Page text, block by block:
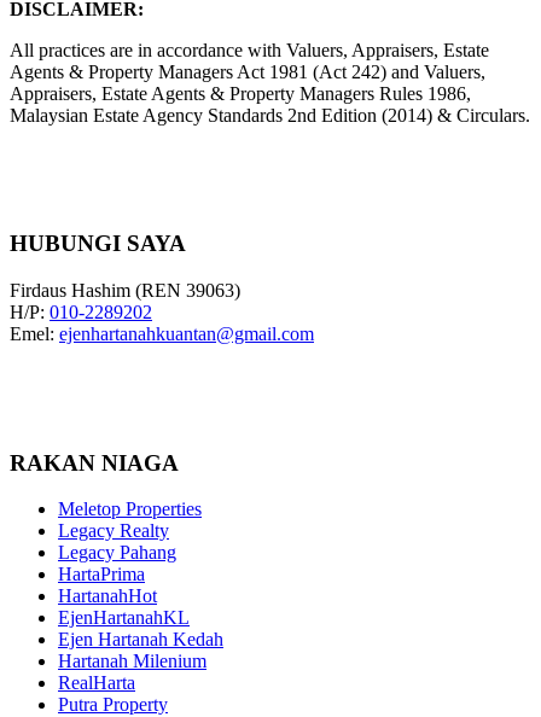
DISCLAIMER:
All practices are in accordance with Valuers, Appraisers, Estate
Agents & Property Managers Act 1981 (Act 242) and Valuers,
Appraisers, Estate Agents & Property Managers Rules 1986,
Malaysian Estate Agency Standards 2nd Edition (2014) & Circulars.
HUBUNGI SAYA
Firdaus Hashim (REN 39063)
H/P: 010-2289202
Emel: ejenhartanahkuantan@gmail.com
RAKAN NIAGA
Meletop Properties
Legacy Realty
Legacy Pahang
HartaPrima
HartanahHot
EjenHartanahKL
Ejen Hartanah Kedah
Hartanah Milenium
RealHarta
Putra Property